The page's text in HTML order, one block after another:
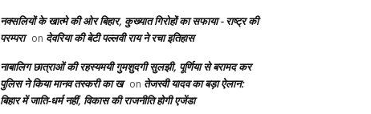
नक्सलियों के खात्मे की ओर बिहार, कुख्यात गिरोहों का सफाया - राष्ट्र की
परम्परा on देवरिया की बेटी पल्लवी राय ने रचा इतिहास
नाबालिग छात्राओं की रहस्यमयी गुमशुदगी सुलझी, पूर्णिया से बरामद कर
पुलिस ने किया मानव तस्करी का ख on तेजस्वी यादव का बड़ा ऐलान:
बिहार में जाति-धर्म नहीं, विकास की राजनीति होगी एजेंडा